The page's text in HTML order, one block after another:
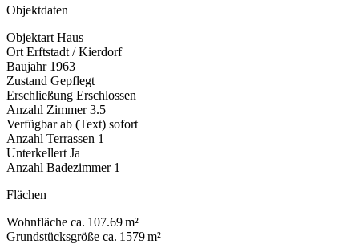
Objektdaten
Objektart Haus
Ort Erftstadt / Kierdorf
Baujahr 1963
Zustand Gepflegt
Erschließung Erschlossen
Anzahl Zimmer 3.5
Verfügbar ab (Text) sofort
Anzahl Terrassen 1
Unterkellert Ja
Anzahl Badezimmer 1
Flächen
Wohnfläche ca. 107.69 m²
Grundstücksgröße ca. 1579 m²